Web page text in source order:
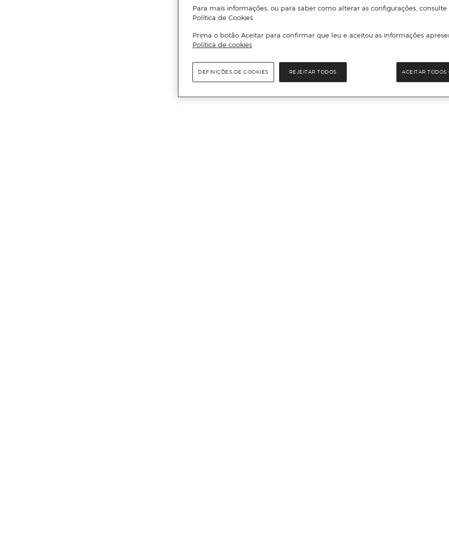
Para mais informações, ou para saber como alterar as configurações, consulte
Política de Cookies.
Prima o botão Aceitar para confirmar que leu e aceitou as informações
Política de cookies
REJEITAR TODOS ACEITAR TODOS
DEFINIÇÕES DE COOKIES